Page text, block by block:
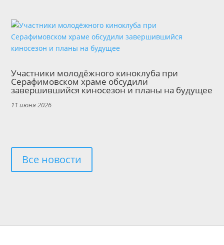
Участники молодёжного киноклуба при
Серафимовском храме обсудили
завершившийся киносезон и планы на будущее
11 июня 2026
Все новости